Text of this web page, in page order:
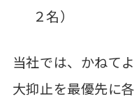
２名）
当社では、かねて
大抑止を最優先に